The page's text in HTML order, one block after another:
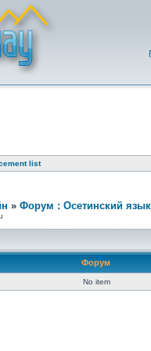
list
» Форум : Осетинский
Форум
No item